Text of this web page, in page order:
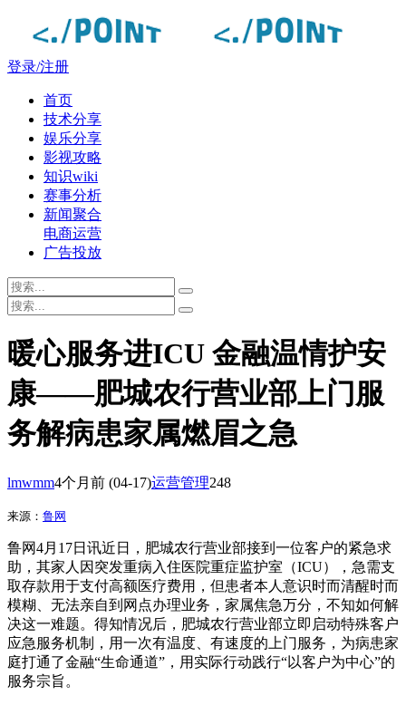
登录/注册
首页
技术分享
娱乐分享
影视攻略
知识wiki
赛事分析
新闻聚合
电商运营
广告投放
暖心服务进ICU 金融温情护安
康——肥城农行营业部上门服
务解病患家属燃眉之急
lmwmm4个月前 (04-17)运营管理248
来源： 鲁网
鲁网4月17日讯近日，肥城农行营业部接到一位客户的紧急求
助，其家人因突发重病入住医院重症监护室（ICU），急需支
取存款用于支付高额医疗费用，但患者本人意识时而清醒时而
模糊、无法亲自到网点办理业务，家属焦急万分，不知如何解
决这一难题。得知情况后，肥城农行营业部立即启动特殊客户
应急服务机制，用一次有温度、有速度的上门服务，为病患家
庭打通了金融“生命通道”，用实际行动践行“以客户为中心”的
服务宗旨。